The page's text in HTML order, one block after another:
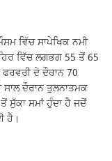
ਵਿੱਚ ਸਾਪੇਖਿਕ ਨਮੀ
ਵਿੱਚ ਲਗਭਗ 55 ਤੋਂ 65
ਦੇ ਦੌਰਾਨ 70
ਦੌਰਾਨ ਤੁਲਨਾਤਮਕ
ਸੁੱਕਾ ਸਮਾਂ ਹੁੰਦਾ ਹੈ ਜਦੋਂ
ਹੈ।